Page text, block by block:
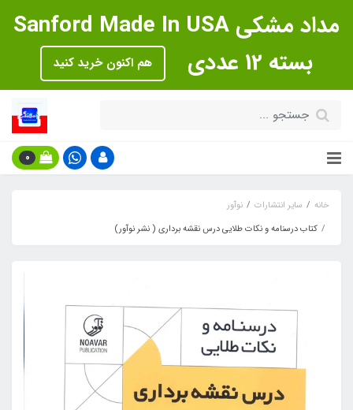
مداد مشکی Sanford Made In USA
بسته 12 عددی
هم اکنون خرید کنید
0
خانه سایر انتشارات
نوآور
کتاب درسنامه و نکات طلایی درس نقشه برداری ( نشر نوآور)